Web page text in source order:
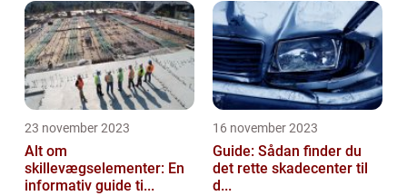
23 november 2023
Alt om
skillevægselementer: En
informativ guide ti...
16 november 2023
Guide: Sådan finder du
det rette skadecenter til
d...